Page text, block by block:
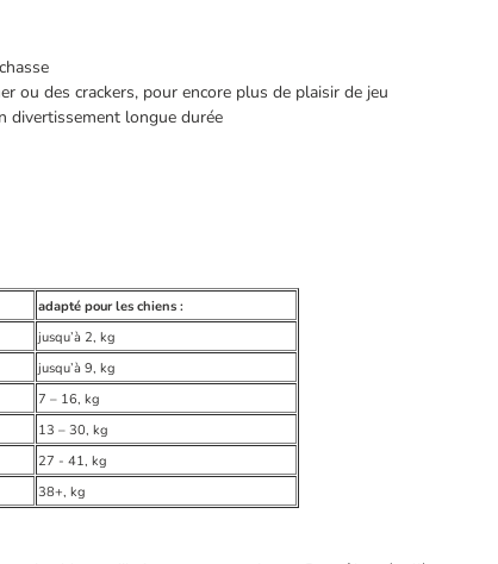
ou des crackers, pour encore plus de plaisir de jeu
divertissement longue durée
adapté pour les chiens :
jusqu’à 2, kg
jusqu’à 9, kg
7 – 16, kg
13 – 30, kg
27 - 41, kg
38+, kg